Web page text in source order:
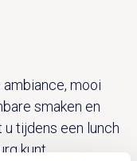
mooi
smaken en
tijdens een lunch
kunt